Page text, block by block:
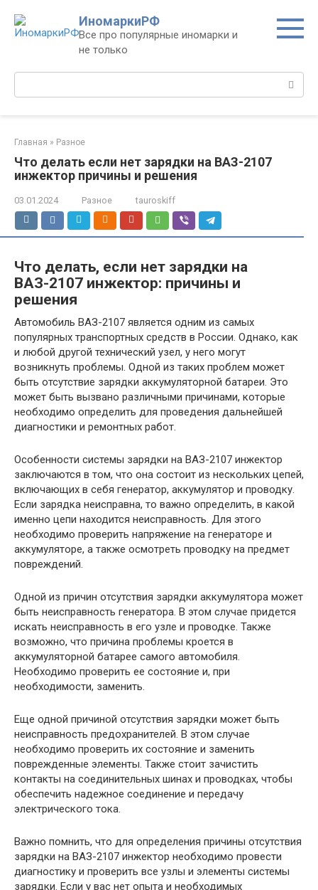
контенту
ИномаркиРФ
Все про популярные иномарки и
не только
Поиск:
Главная » Разное
Что делать если нет зарядки на ВАЗ-2107
инжектор причины и решения
03.01.2024 Разное tauroskiff
Что делать, если нет зарядки на
ВАЗ-2107 инжектор: причины и
решения
Автомобиль ВАЗ-2107 является одним из самых
популярных транспортных средств в России. Однако, как
и любой другой технический узел, у него могут
возникнуть проблемы. Одной из таких проблем может
быть отсутствие зарядки аккумуляторной батареи. Это
может быть вызвано различными причинами, которые
необходимо определить для проведения дальнейшей
диагностики и ремонтных работ.
Особенности системы зарядки на ВАЗ-2107 инжектор
заключаются в том, что она состоит из нескольких цепей,
включающих в себя генератор, аккумулятор и проводку.
Если зарядка неисправна, то важно определить, в какой
именно цепи находится неисправность. Для этого
необходимо проверить напряжение на генераторе и
аккумуляторе, а также осмотреть проводку на предмет
повреждений.
Одной из причин отсутствия зарядки аккумулятора может
быть неисправность генератора. В этом случае придется
искать неисправность в его узле и проводке. Также
возможно, что причина проблемы кроется в
аккумуляторной батарее самого автомобиля.
Необходимо проверить ее состояние и, при
необходимости, заменить.
Еще одной причиной отсутствия зарядки может быть
неисправность предохранителей. В этом случае
необходимо проверить их состояние и заменить
поврежденные элементы. Также стоит зачистить
контакты на соединительных шинах и проводках, чтобы
обеспечить надежное соединение и передачу
электрического тока.
Важно помнить, что для определения причины отсутствия
зарядки на ВАЗ-2107 инжектор необходимо провести
диагностику и проверить все узлы и элементы системы
зарядки. Если у вас нет опыта и необходимых